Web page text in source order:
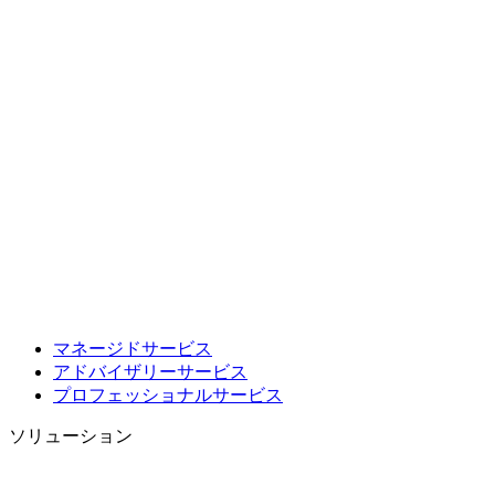
マネージドサービス
アドバイザリーサービス
プロフェッショナルサービス
ソリューション